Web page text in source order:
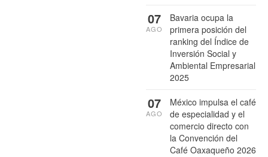
Bavaria ocupa la
primera posición del
ranking del Índice de
Inversión Social y
Ambiental Empresarial
2025
07
AGO
México impulsa el café
de especialidad y el
comercio directo con
la Convención del
Café Oaxaqueño 2026
07
AGO